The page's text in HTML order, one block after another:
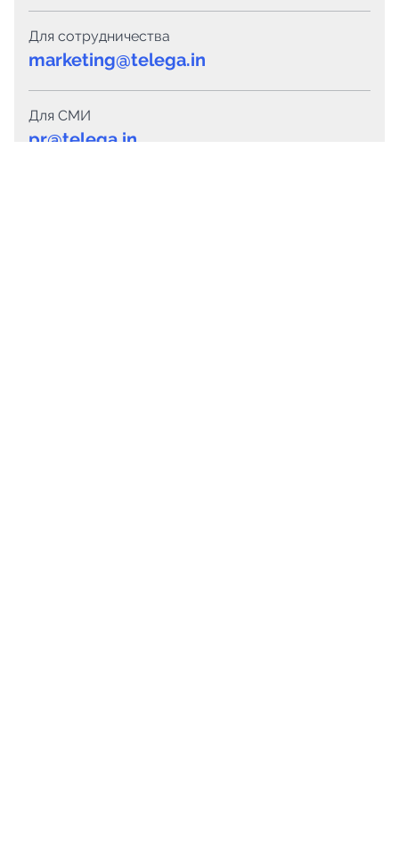
Для сотрудничества
marketing@telega.in
Для СМИ
pr@telega.in